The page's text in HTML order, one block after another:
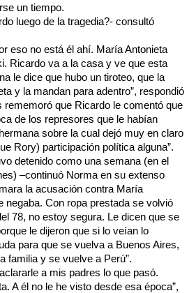
un tiempo.
luego de la tragedia?- consultó
eso no está él ahí. María Antonieta
Ricardo va a la casa y ve que esta
le dice que hubo un tiroteo, que la
y la mandan para adentro”, respondió
rememoró que Ricardo le comentó que
de los represores que le habían
sobre la cual dejó muy en claro
Rory) participación política alguna”.
detenido como una semana (en el
–continuó Norma en su extenso
la acusación contra María
negaba. Con ropa prestada se volvió
78, no estoy segura. Le dicen que se
le dijeron que si lo veían lo
para que se vuelva a Buenos Aires,
familia y se vuelve a Perú”.
a mis padres lo que pasó.
A él no le he visto desde esa época”,